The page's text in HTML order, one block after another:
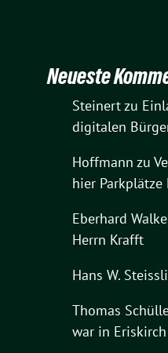
Neueste
Steinertzu
digitalen
Hoffmann zu
hier Parkplätze
Eberhard
Herrn Krafft
Hans W.
Thomas
war in Eriskirch